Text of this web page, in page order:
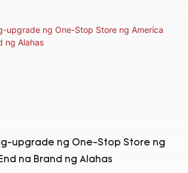
upgrade ng One-Stop Store ng
na Brand ng Alahas